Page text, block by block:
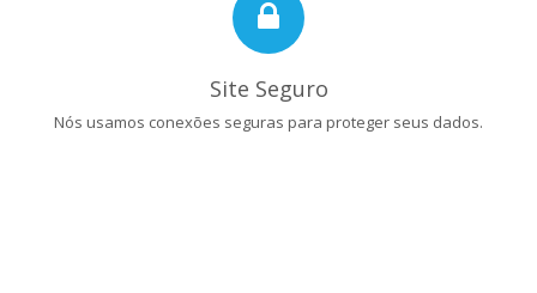
Site Seguro
Nós usamos conexões seguras para proteger seus dados.